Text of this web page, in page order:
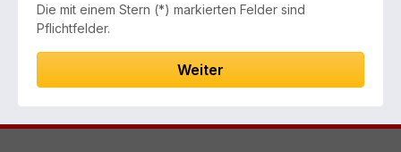
Die mit einem Stern (*) markierten Felder sind
Pflichtfelder.
Weiter